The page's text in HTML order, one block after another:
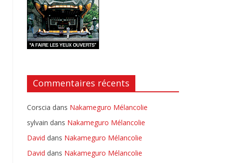
Commentaires récents
Corscia dans Nakameguro Mélancolie
sylvain dans Nakameguro Mélancolie
David dans Nakameguro Mélancolie
David dans Nakameguro Mélancolie